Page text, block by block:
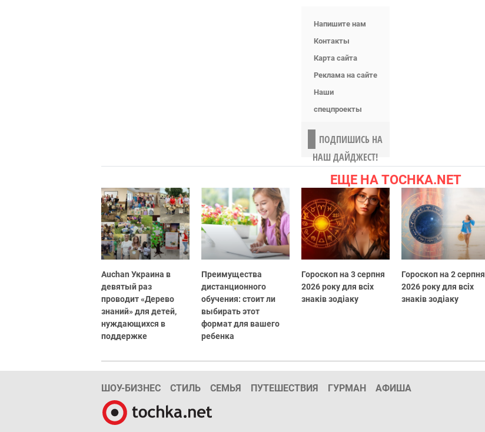
Напишите нам
Контакты
Карта сайта
Реклама на сайте
Наши
спецпроекты
ПОДПИШИСЬ НА
НАШ ДАЙДЖЕСТ!
ЕЩЕ НА TOCHKA.NET
Auchan Украина в
девятый раз
проводит «Дерево
знаний» для детей,
нуждающихся в
поддержке
Преимущества
дистанционного
обучения: стоит ли
выбирать этот
формат для вашего
ребенка
Гороскоп на 3 серпня
2026 року для всіх
знаків зодіаку
Гороскоп на 2 серпня
2026 року для всіх
знаків зодіаку
ШОУ-БИЗНЕС СТИЛЬ СЕМЬЯ ПУТЕШЕСТВИЯ ГУРМАН АФИША